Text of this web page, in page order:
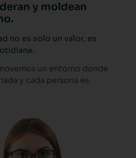
y moldean
no es solo un valor, es
un entorno donde
y cada persona es